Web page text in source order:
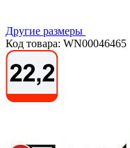
Другие размеры
Код товара: WN00046465